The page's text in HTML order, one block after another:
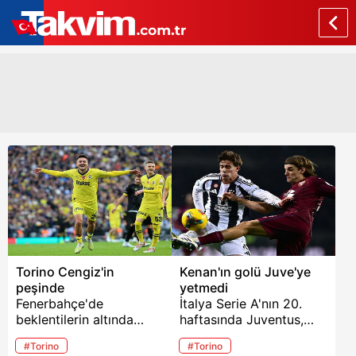
Torino Cengiz'in
peşinde
Fenerbahçe'de
beklentilerin altında
kalan Cengiz Ünder ile
ilgili sürpriz bir gelişme
#Torino
Kenan'ın golü Juve'ye
yetmedi
İtalya Serie A'nın 20.
haftasında Juventus,
Torino deplasmanında 1-
1'lik eşitlikle sahadan
#Torino